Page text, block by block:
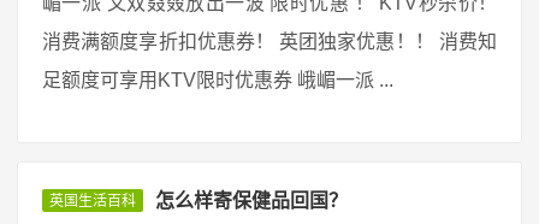
消费满额度享折扣优惠券！ 英团独家优惠！！ 消费知
足额度可享用KTV限时优惠券 峨嵋一派 ...
英国生活百科 怎么样寄保健品回国？